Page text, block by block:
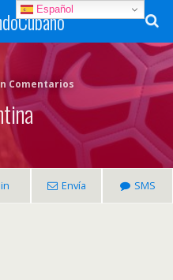
Comentarios
Envía SMS
Español